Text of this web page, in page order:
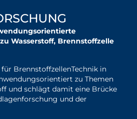
Wasserstoff, Brennstoffzelle
BrennstoffzellenTechnik in
zu Themen
und schlägt damit eine Brücke
und der